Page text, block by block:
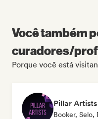
Você também
curadores/
Porque você está
Pillar Artists